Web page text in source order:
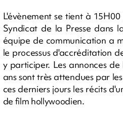
L'évènement se tient à
Syndicat de la Presse dans
équipe de communication a
le processus d'accréditation
y participer. Les annonces
ans sont très attendues par
ces derniers jours les récits
de film hollywoodien.